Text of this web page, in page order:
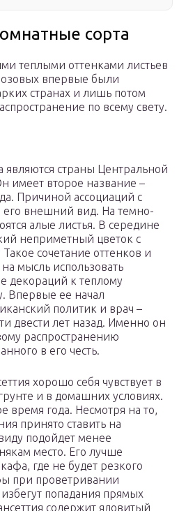
сорта
теплыми оттенками листьев
впервые были
странах и лишь потом
по всему свету.
являются страны Центральной
второе название –
Причиной ассоциаций с
его внешний вид. На темно-
алые листья. В середине
неприметный цветок с
сочетание оттенков и
мысль использовать
декораций к теплому
Впервые ее начал
политик и врач –
двести лет назад. Именно он
распространению
в его честь.
хорошо себя чувствует в
и в домашних условиях.
время года. Несмотря на то,
принято ставить на
подойдет менее
место. Его лучше
где не будет резкого
при проветривании
попадания прямых
содержит ядовитый